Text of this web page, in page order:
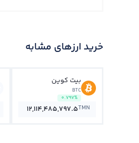
خرید ارزهای مشابه
بیت کوین
BTC
0.797%
12,114,485,797.5TMN